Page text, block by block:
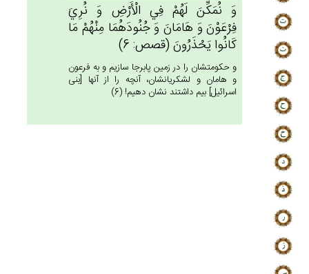
وَ نُمَكِّن‌َ لَهُم‌ْ فِي‌ الْأَرْض‌ِ وَ نُرِي‌َ
فِرْعَوْن‌َ وَ هَامَان‌َ وَ جُنُودَهُمَا مِنْهُمْ‌ مَا
كَانُوا يَحْذَرُون‌َ (قصص: 6)
و حكومتشان را در زمين پابرجا سازيم و به فرعون
و هامان و لشكريانشان، آنچه را از آنها [بنى
اسرائيل‏] بيم داشتند نشان دهيم! (6)